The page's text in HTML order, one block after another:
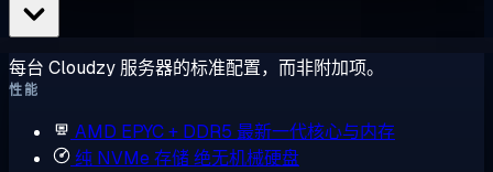
每台 Cloudzy 服务器的标准配置，而非附加项。
性能
AMD EPYC + DDR5 最新一代核心与内存
纯 NVMe 存储绝无机械硬盘